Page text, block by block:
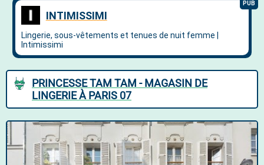
PRINCESSE TAM TAM - MAGASIN DE
LINGERIE À PARIS 07